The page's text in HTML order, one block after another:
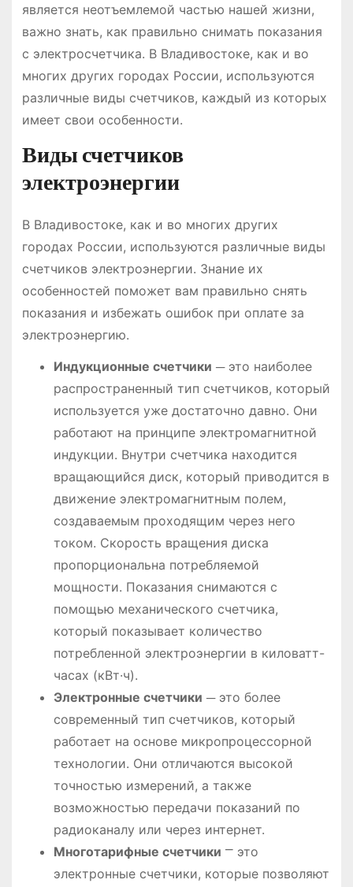
является неотъемлемой частью нашей жизни,
важно знать, как правильно снимать показания
с электросчетчика. В Владивостоке, как и во
многих других городах России, используются
различные виды счетчиков, каждый из которых
имеет свои особенности.
Виды счетчиков
электроэнергии
В Владивостоке, как и во многих других
городах России, используются различные виды
счетчиков электроэнергии. Знание их
особенностей поможет вам правильно снять
показания и избежать ошибок при оплате за
электроэнергию.
Индукционные счетчики ─ это наиболее
распространенный тип счетчиков, который
используется уже достаточно давно. Они
работают на принципе электромагнитной
индукции. Внутри счетчика находится
вращающийся диск, который приводится в
движение электромагнитным полем,
создаваемым проходящим через него
током. Скорость вращения диска
пропорциональна потребляемой
мощности. Показания снимаются с
помощью механического счетчика,
который показывает количество
потребленной электроэнергии в киловатт-
часах (кВт·ч).
Электронные счетчики ─ это более
современный тип счетчиков, который
работает на основе микропроцессорной
технологии. Они отличаются высокой
точностью измерений, а также
возможностью передачи показаний по
радиоканалу или через интернет.
Многотарифные счетчики ⎻ это
электронные счетчики, которые позволяют